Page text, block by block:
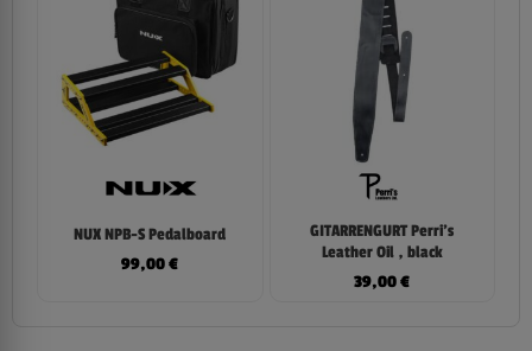
NUX NPB-S Pedalboard
99,00€
GITARRENGURT Perri’s
Leather Oil , black
39,00€